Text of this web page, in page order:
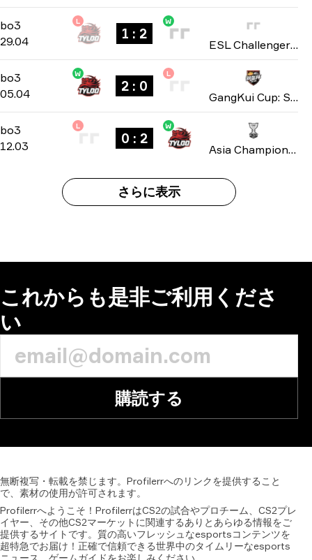
bo3 -bo3
29.04
L
1 : 2
W
ESL Challenger League: Asia-Pacific Cup #4 season 51 2026
bo3 -bo3
05.04
W
2 : 0
L
GangKui Cup: Season 2 2026
bo3 -bo3
12.03
L
0 : 2
W
Asia Championships: Closed Qualifier 2026
さらに表示
これからも是非ご利用くださ
い
購読する
無断複写・転載を禁じます。Profilerrへのリンクを提供すること
で、素材の使用が許可されます。
Profilerrへようこそ！ProfilerrはCS2の試合やプロチーム、CS2プレ
イヤー、その他CS2マーケットに関連するありとあらゆる情報をご
提供するサイトです。質の高いフレッシュなesportsコンテンツを
超特急でお届け！正確で信頼できる世界中のタイムリーなesports
ニュース、ゲームガイドをお楽しみください。